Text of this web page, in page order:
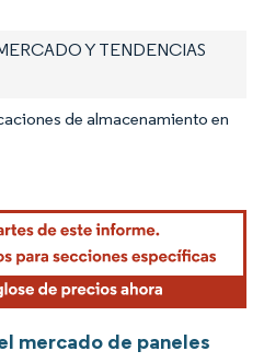
Y TENDENCIAS
de almacenamiento en
mercado de paneles